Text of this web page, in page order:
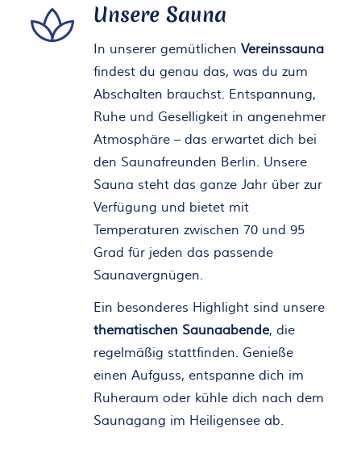
Unsere Sauna
In unserer gemütlichenVereinssauna
findest du genau das, was du zum
Abschalten brauchst. Entspannung,
Ruhe und Geselligkeit in angenehmer
Atmosphäre – das erwartet dich bei
den Saunafreunden Berlin. Unsere
Sauna steht das ganze Jahr über zur
Verfügung und bietet mit
Temperaturen zwischen 70 und 95
Grad für jeden das passende
Saunavergnügen.
Ein besonderes Highlight sind unsere
thematischen Saunaabende, die
regelmäßig stattfinden. Genieße
einen Aufguss, entspanne dich im
Ruheraum oder kühle dich nach dem
Saunagang im Heiligensee ab.